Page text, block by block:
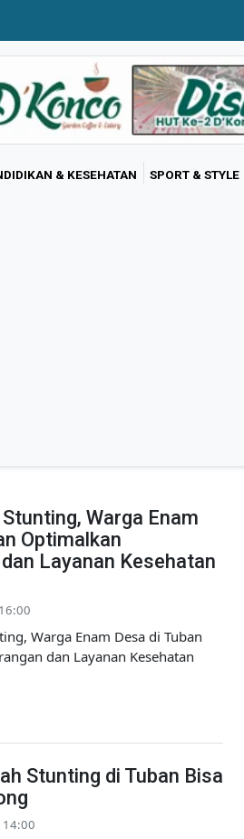
& KESEHATAN SPORT & STYLE
Warga Enam
Optimalkan
Layanan Kesehatan
Warga Enam Desa di Tuban
dan Layanan Kesehatan
Stunting di Tuban Bisa
14:00